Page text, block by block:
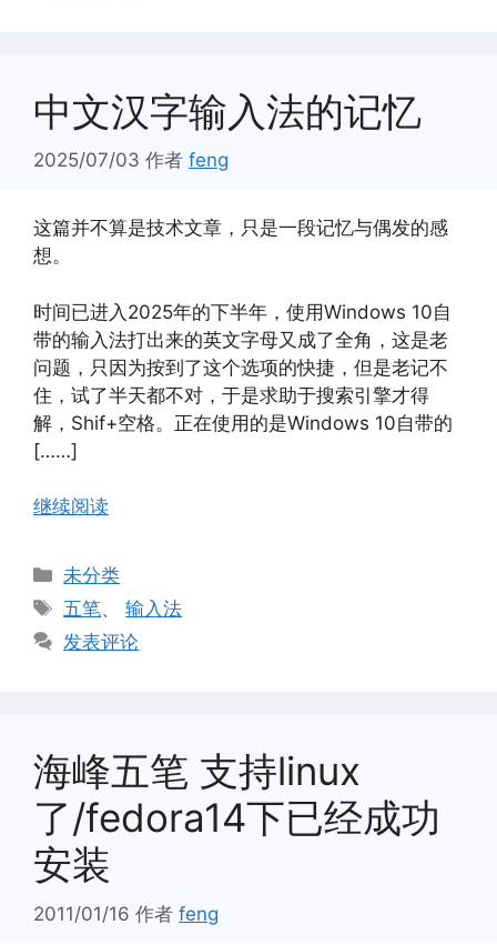
中文汉字输入法的记忆
2025/07/03 作者 feng
这篇并不算是技术文章，只是一段记忆与偶发的感
想。
时间已进入2025年的下半年，使用Windows 10自
带的输入法打出来的英文字母又成了全角，这是老
问题，只因为按到了这个选项的快捷，但是老记不
住，试了半天都不对，于是求助于搜索引擎才得
解，Shif+空格。正在使用的是Windows 10自带的
[……]
继续阅读
分
类
未分类
标
签
五笔、输入法
发表评论
海峰五笔 支持linux
了/fedora14下已经成功
安装
2011/01/16 作者 feng